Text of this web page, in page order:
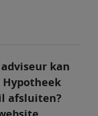
kan
afsluiten?